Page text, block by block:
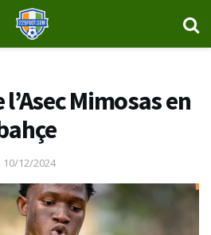
Mimosas en
10/12/2024